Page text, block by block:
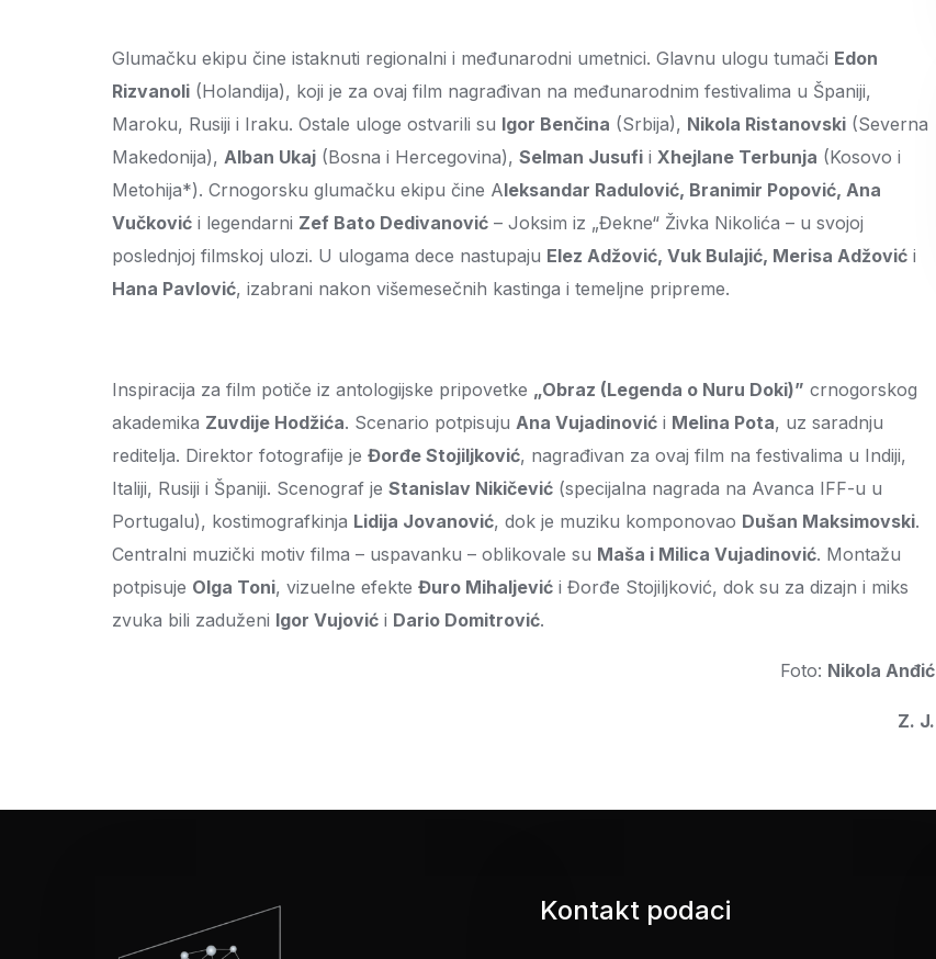
Glumačku ekipu čine istaknuti regionalni i međunarodni umetnici. Glavnu ulogu tumači Edon
Rizvanoli (Holandija), koji je za ovaj film nagrađivan na međunarodnim festivalima u Španiji,
Maroku, Rusiji i Iraku. Ostale uloge ostvarili su Igor Benčina (Srbija), Nikola Ristanovski (Severna
Makedonija), Alban Ukaj (Bosna i Hercegovina), Selman Jusufi i Xhejlane Terbunja (Kosovo i
Metohija*). Crnogorsku glumačku ekipu čine Aleksandar Radulović, Branimir Popović, Ana
Vučković i legendarni Zef Bato Dedivanović – Joksim iz „Đekne“ Živka Nikolića – u svojoj
poslednjoj filmskoj ulozi. U ulogama dece nastupaju Elez Adžović, Vuk Bulajić, Merisa Adžović i
Hana Pavlović, izabrani nakon višemesečnih kastinga i temeljne pripreme.
Inspiracija za film potiče iz antologijske pripovetke „Obraz (Legenda o Nuru Doki)” crnogorskog
akademika Zuvdije Hodžića. Scenario potpisuju Ana Vujadinović i Melina Pota, uz saradnju
reditelja. Direktor fotografije je Đorđe Stojiljković, nagrađivan za ovaj film na festivalima u Indiji,
Italiji, Rusiji i Španiji. Scenograf je Stanislav Nikičević (specijalna nagrada na Avanca IFF-u u
Portugalu), kostimografkinja Lidija Jovanović, dok je muziku komponovao Dušan Maksimovski.
Centralni muzički motiv filma – uspavanku – oblikovale su Maša i Milica Vujadinović. Montažu
potpisuje Olga Toni, vizuelne efekte Đuro Mihaljević i Đorđe Stojiljković, dok su za dizajn i miks
zvuka bili zaduženi Igor Vujović i Dario Domitrović.
Foto: Nikola Anđić
Z. J.
Kontakt podaci